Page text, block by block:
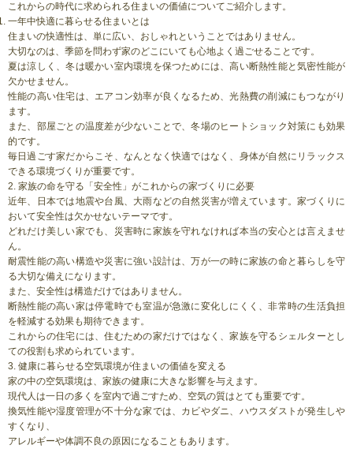
これからの時代に求められる住まいの価値についてご紹介します。
一年中快適に暮らせる住まいとは
住まいの快適性は、単に広い、おしゃれということではありません。
大切なのは、季節を問わず家のどこにいても心地よく過ごせることです。
夏は涼しく、冬は暖かい室内環境を保つためには、高い断熱性能と気密性能が
欠かせません。
性能の高い住宅は、エアコン効率が良くなるため、光熱費の削減にもつながり
ます。
また、部屋ごとの温度差が少ないことで、冬場のヒートショック対策にも効果
的です。
毎日過ごす家だからこそ、なんとなく快適ではなく、身体が自然にリラックス
できる環境づくりが重要です。
2. 家族の命を守る「安全性」がこれからの家づくりに必要
近年、日本では地震や台風、大雨などの自然災害が増えています。家づくりに
おいて安全性は欠かせないテーマです。
どれだけ美しい家でも、災害時に家族を守れなければ本当の安心とは言えませ
ん。
耐震性能の高い構造や災害に強い設計は、万が一の時に家族の命と暮らしを守
る大切な備えになります。
また、安全性は構造だけではありません。
断熱性能の高い家は停電時でも室温が急激に変化しにくく、非常時の生活負担
を軽減する効果も期待できます。
これからの住宅には、住むための家だけではなく、家族を守るシェルターとし
ての役割も求められています。
3. 健康に暮らせる空気環境が住まいの価値を変える
家の中の空気環境は、家族の健康に大きな影響を与えます。
現代人は一日の多くを室内で過ごすため、空気の質はとても重要です。
換気性能や湿度管理が不十分な家では、カビやダニ、ハウスダストが発生しや
すくなり、
アレルギーや体調不良の原因になることもあります。